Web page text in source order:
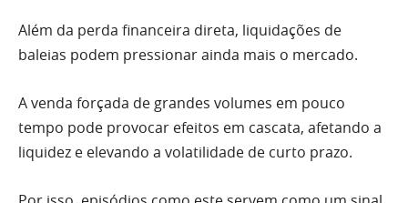
Além da perda financeira direta, liquidações de
baleias podem pressionar ainda mais o mercado.
A venda forçada de grandes volumes em pouco
tempo pode provocar efeitos em cascata, afetando a
liquidez e elevando a volatilidade de curto prazo.